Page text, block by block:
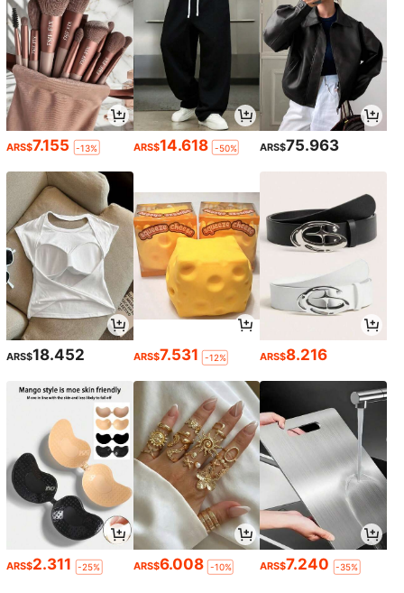
ARS$7.155 -13% ARS$14.618 -50% ARS$75.963
ARS$18.452 ARS$7.531 -12% ARS$8.216
ARS$2.311 -25% ARS$6.008 -10% ARS$7.240 -35%